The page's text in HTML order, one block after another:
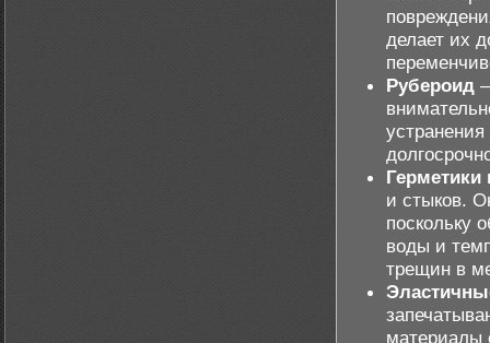
делает их
Рубероид
Герметики
и стыков.
поскольку
воды и
трещин в
материалы